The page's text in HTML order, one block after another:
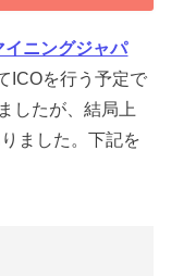
イニングジャパ
ICOを行う予定で
したが、結局上
ました。下記を